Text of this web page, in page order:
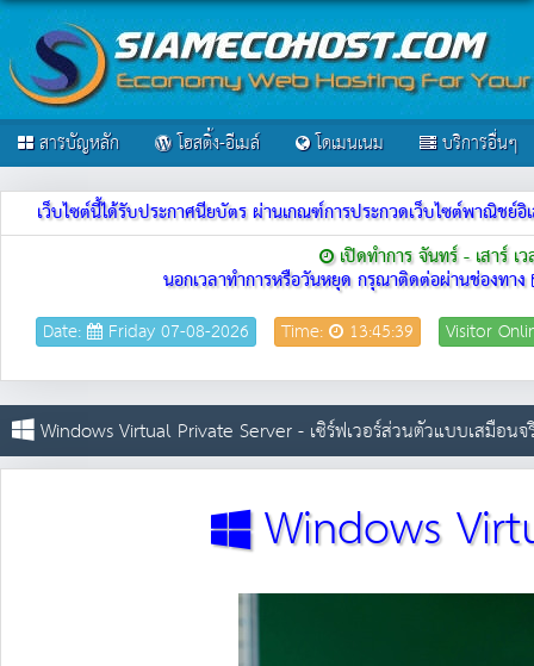
สารบัญหลัก โฮสติ้ง-อีเมล์ โดเมนเนม บริการอื่นๆ
เว็บไซต์นี้ได้รับประกาศนียบัตร ผ่านเกณฑ์การประกวดเว็บไซต์พาณิช
เปิดทำการ จันทร์ - เสาร์
นอกเวลาทำการหรือวันหยุด กรุณาติดต่อผ่านช่องทาง
Date: Friday 07-08-2026 Time: 13:45:39 Visitor
Windows Virtual Private Server - เซิร์ฟเวอร์ส่วนตัวแบบเสมือน
Windows